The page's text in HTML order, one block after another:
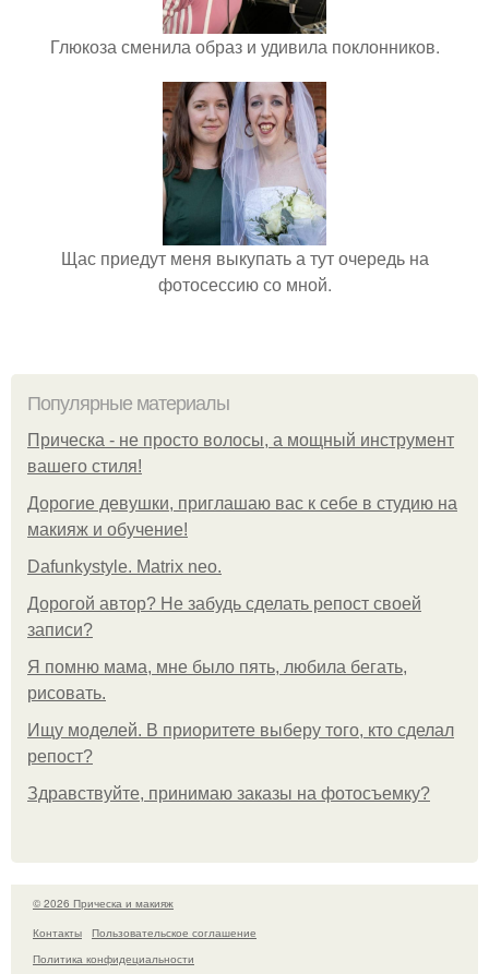
Глюкоза сменила образ и удивила поклонников.
Щас приедут меня выкупать а тут очередь на
фотосессию со мной.
Популярные материалы
Прическа - не просто волосы, а мощный инструмент
вашего стиля!
Дорогие девушки, приглашаю вас к себе в студию на
макияж и обучение!
Dafunkystyle. Matrix neo.
Дорогой автор? Не забудь сделать репост своей
записи?
Я помню мама, мне было пять, любила бегать,
рисовать.
Ищу моделей. В приоритете выберу того, кто сделал
репост?
Здравствуйте, принимаю заказы на фотосъемку?
© 2026 Прическа и макияж
Контакты
Пользовательское соглашение
Политика конфидециальности